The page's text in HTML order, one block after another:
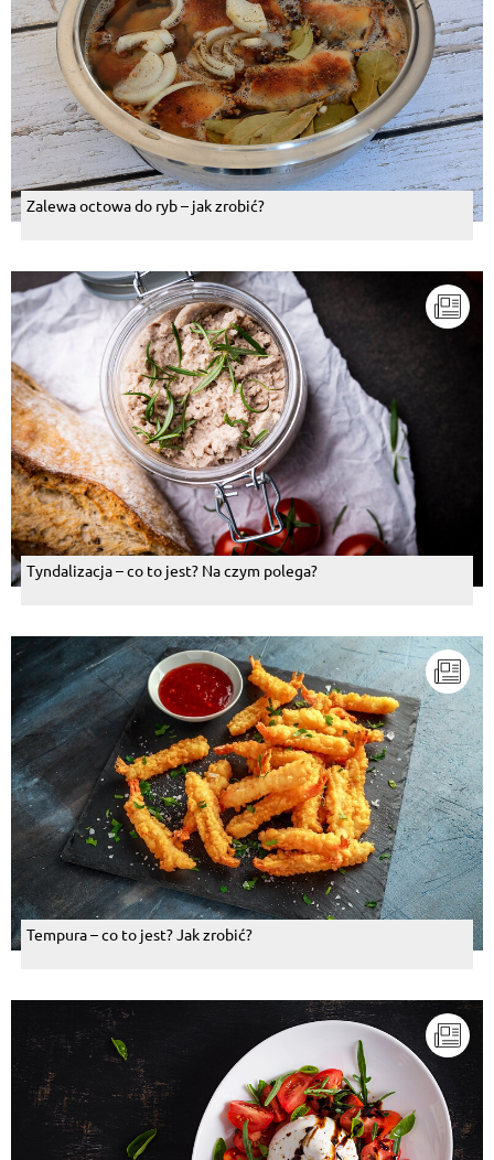
Zalewa octowa do ryb – jak zrobić?
Tyndalizacja – co to jest? Na czym polega?
Tempura – co to jest? Jak zrobić?